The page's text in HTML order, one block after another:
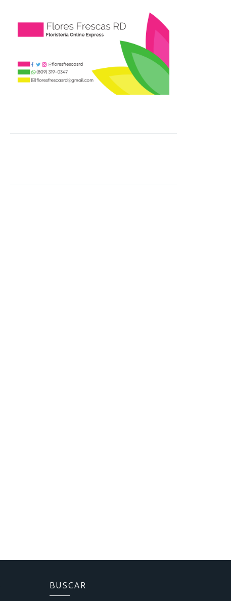
BUSCAR